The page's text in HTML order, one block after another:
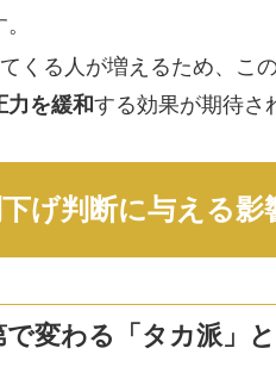
くる人が増えるため、こ
力を緩和する効果が期待さ
げ判断に与える影
変わる「タカ派」